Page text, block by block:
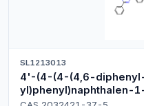
SL1213013
4'-(4-(4-(4,6-
carbonitrile